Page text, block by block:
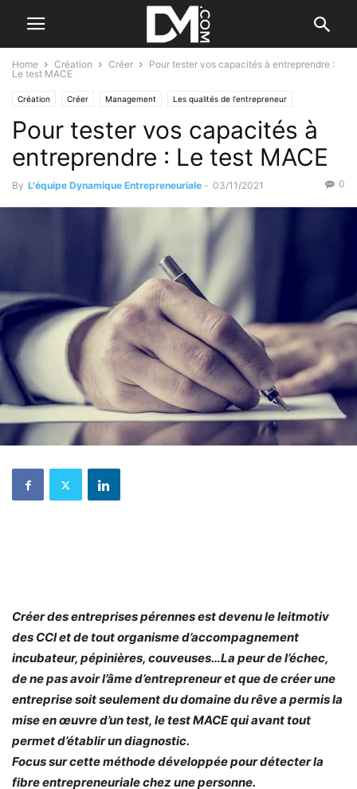
Home Création Créer
Pour tester vos capacités à entreprendre :
Le test MACE
Création Créer Management Les qualités de l'entrepreneur
Personnel
Pour tester vos capacités à
entreprendre : Le test MACE
By L'équipe Dynamique Entrepreneuriale - 03/11/2021 0
Créer des entreprises pérennes est devenu le leitmotiv
des CCI et de tout organisme d’accompagnement
incubateur, pépinières, couveuses…La peur de l’échec,
de ne pas avoir l’âme d’entrepreneur et que de créer une
entreprise soit seulement du domaine du rêve a permis la
mise en œuvre d’un test, le test MACE qui avant tout
permet d’établir un diagnostic.
Focus sur cette méthode développée pour détecter la
fibre entrepreneuriale chez une personne.